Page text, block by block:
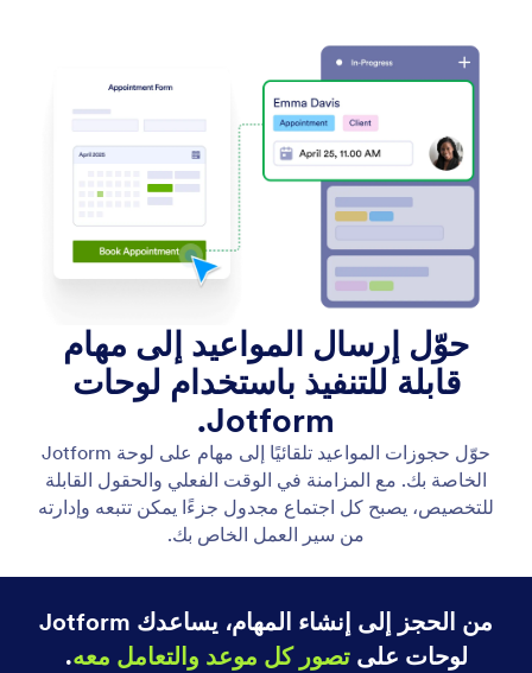
حوّل إرسال المواعيد إلى مهام
قابلة للتنفيذ باستخدام لوحات
Jotform.
حوّل حجوزات المواعيد تلقائيًا إلى مهام على لوحة Jotform
الخاصة بك. مع المزامنة في الوقت الفعلي والحقول القابلة
للتخصيص، يصبح كل اجتماع مجدول جزءًا يمكن تتبعه وإدارته
من سير العمل الخاص بك.
من الحجز إلى إنشاء المهام، يساعدك Jotform
لوحات علىتصور كل موعد والتعامل معه.